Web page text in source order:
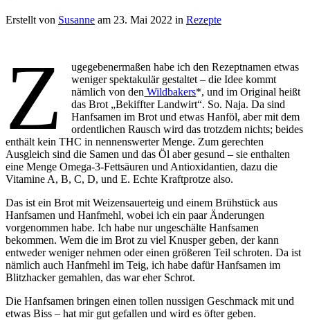
Erstellt von Susanne am 23. Mai 2022 in Rezepte
Z
ugegebenermaßen habe ich den Rezeptnamen etwas
weniger spektakulär gestaltet – die Idee kommt
nämlich von den Wildbakers*, und im Original heißt
das Brot „Bekiffter Landwirt“. So. Naja. Da sind
Hanfsamen im Brot und etwas Hanföl, aber mit dem
ordentlichen Rausch wird das trotzdem nichts; beides
enthält kein THC in nennenswerter Menge. Zum gerechten
Ausgleich sind die Samen und das Öl aber gesund – sie enthalten
eine Menge Omega-3-Fettsäuren und Antioxidantien, dazu die
Vitamine A, B, C, D, und E. Echte Kraftprotze also.
Das ist ein Brot mit Weizensauerteig und einem Brühstück aus
Hanfsamen und Hanfmehl, wobei ich ein paar Änderungen
vorgenommen habe. Ich habe nur ungeschälte Hanfsamen
bekommen. Wem die im Brot zu viel Knusper geben, der kann
entweder weniger nehmen oder einen größeren Teil schroten. Da ist
nämlich auch Hanfmehl im Teig, ich habe dafür Hanfsamen im
Blitzhacker gemahlen, das war eher Schrot.
Die Hanfsamen bringen einen tollen nussigen Geschmack mit und
etwas Biss – hat mir gut gefallen und wird es öfter geben.